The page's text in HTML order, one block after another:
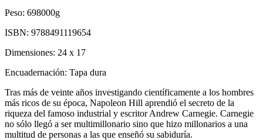
Peso: 698000g
ISBN: 9788491119654
Dimensiones: 24 x 17
Encuadernación: Tapa dura
Tras más de veinte años investigando científicamente a los hombres
más ricos de su época, Napoleon Hill aprendió el secreto de la
riqueza del famoso industrial y escritor Andrew Carnegie. Carnegie
no sólo llegó a ser multimillonario sino que hizo millonarios a una
multitud de personas a las que enseñó su sabiduría.